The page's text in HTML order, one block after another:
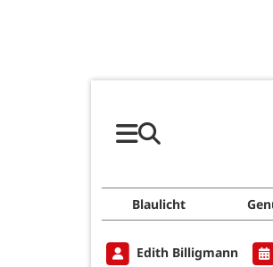
Blaulicht
Edith Billigmann